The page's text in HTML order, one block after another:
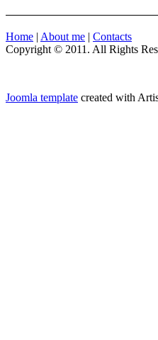
Home | About me | Contacts
Copyright © 2011. All Rights
Joomla template created with